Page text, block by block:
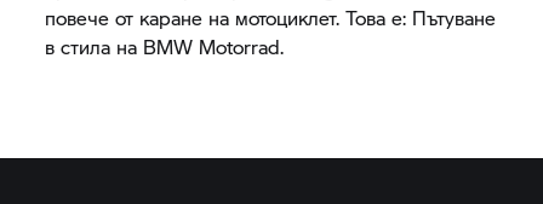
повече от каране на мотоциклет. Това е: Пътуване
в стила на BMW Motorrad.